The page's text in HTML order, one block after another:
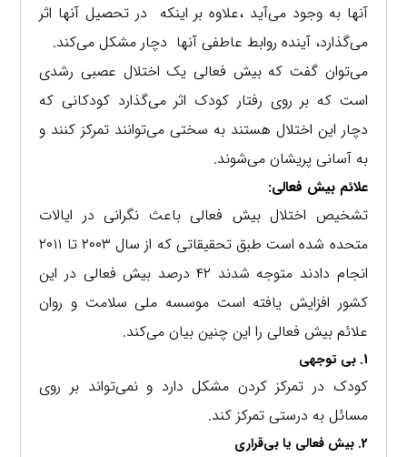
آنها به وجود می‌آید ،علاوه بر اینکه در تحصیل آنها اثر
می‌گذارد، آینده روابط عاطفی آنها دچار مشکل می‌کند.
می‌توان گفت که بیش فعالی یک اختلال عصبی رشدی
است که بر روی رفتار کودک اثر می‌گذارد کودکانی که
دچار این اختلال هستند به سختی می‌توانند تمرکز کنند و
به آسانی پریشان می‌شوند.
علائم بیش فعالی:
تشخیص اختلال بیش فعالی باعث نگرانی در ایالات
متحده شده است طبق تحقیقاتی که از سال ۲۰۰۳ تا ۲۰۱۱
انجام دادند متوجه شدند ۴۲ درصد بیش فعالی در این
کشور افزایش یافته است موسسه ملی سلامت و روان
علائم بیش فعالی را این چنین بیان می‌کند.
1. بی توجهی
کودک در تمرکز کردن مشکل دارد و نمی‌تواند بر روی
مسائل به درستی تمرکز کند.
2. بیش فعالی یا بی‌قراری